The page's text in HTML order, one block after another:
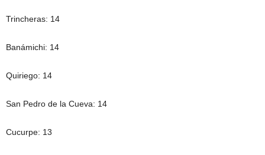
Trincheras: 14
Banámichi: 14
Quiriego: 14
San Pedro de la Cueva: 14
Cucurpe: 13